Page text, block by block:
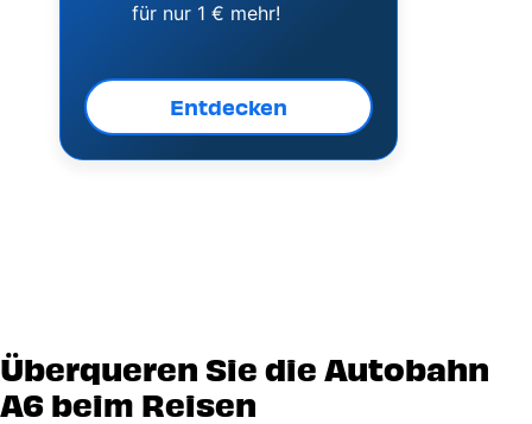
für nur 1 € mehr!
Entdecken
Überqueren Sie die Autobahn
A6 beim Reisen